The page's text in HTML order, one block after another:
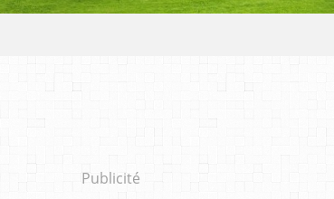
Publicité